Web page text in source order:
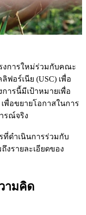
รงการใหม่ร่วมกับคณะ
อร์เนีย (USC) เพื่อ
ารนี้มีเป้าหมายเพื่อ
พื่อขยายโอกาสในการ
รณ์จริง
ที่ดำเนินการร่วมกับ
งรายละเอียดของ
ามคิด